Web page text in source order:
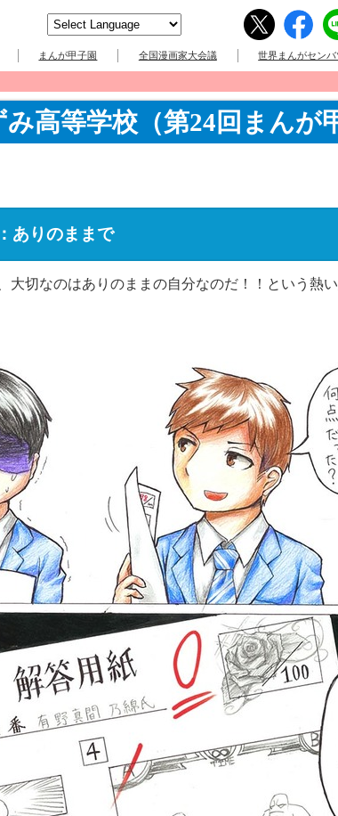
まんが甲子園 全国漫画家大会議 世界まんがセンバ
高等学校（第24回まんが
ありのままで
切なのはありのままの自分なのだ！！という熱